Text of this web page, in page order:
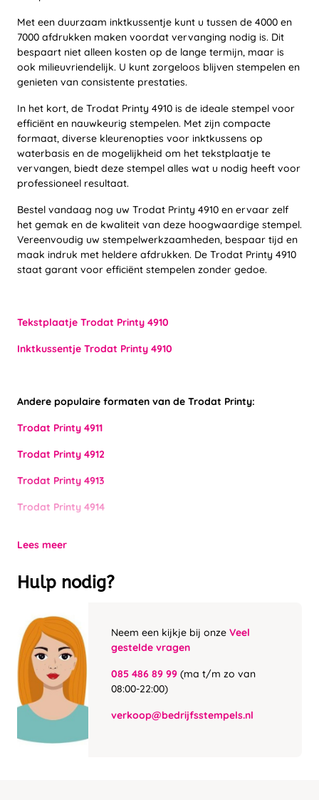
Met een duurzaam inktkussentje kunt u tussen de 4000 en
7000 afdrukken maken voordat vervanging nodig is. Dit
bespaart niet alleen kosten op de lange termijn, maar is
ook milieuvriendelijk. U kunt zorgeloos blijven stempelen en
genieten van consistente prestaties.
In het kort, de Trodat Printy 4910 is de ideale stempel voor
efficiënt en nauwkeurig stempelen. Met zijn compacte
formaat, diverse kleurenopties voor inktkussens op
waterbasis en de mogelijkheid om het tekstplaatje te
vervangen, biedt deze stempel alles wat u nodig heeft voor
professioneel resultaat.
Bestel vandaag nog uw Trodat Printy 4910 en ervaar zelf
het gemak en de kwaliteit van deze hoogwaardige stempel.
Vereenvoudig uw stempelwerkzaamheden, bespaar tijd en
maak indruk met heldere afdrukken. De Trodat Printy 4910
staat garant voor efficiënt stempelen zonder gedoe.
Tekstplaatje Trodat Printy 4910
Inktkussentje Trodat Printy 4910
Andere populaire formaten van de Trodat Printy:
Trodat Printy 4911
Trodat Printy 4912
Trodat Printy 4913
Trodat Printy 4914
Lees meer
Hulp nodig?
Neem een kijkje bij onze Veel
gestelde vragen
085 486 89 99 (ma t/m zo van
08:00-22:00)
verkoop@bedrijfsstempels.nl